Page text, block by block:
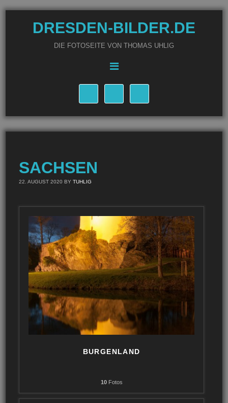
DRESDEN-BILDER.DE
DIE FOTOSEITE VON THOMAS UHLIG
SACHSEN
22. AUGUST 2020 BYTUHLIG
BURGENLAND
10Fotos